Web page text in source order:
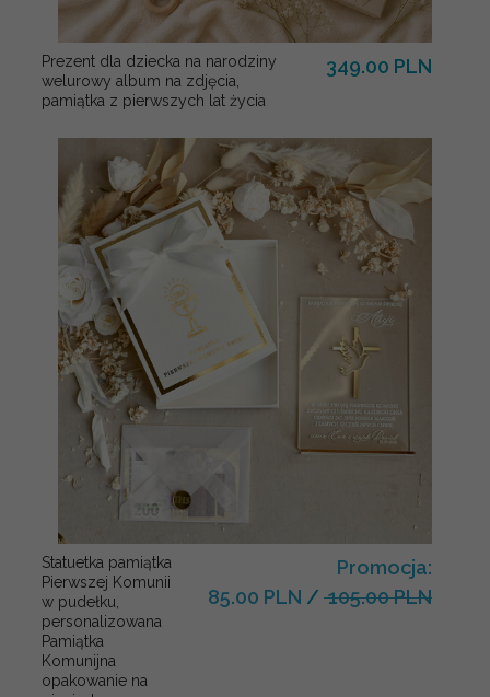
Prezent dla dziecka na narodziny
welurowy album na zdjęcia,
pamiątka z pierwszych lat życia
349.00 PLN
Statuetka pamiątka
Pierwszej Komunii
w pudełku,
personalizowana
Pamiątka
Komunijna
opakowanie na
Promocja:
85.00 PLN / 105.00 PLN